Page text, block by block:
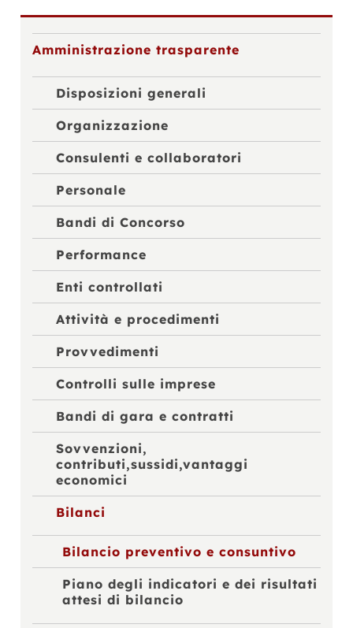
Amministrazione trasparente
Disposizioni generali
Organizzazione
Consulenti e collaboratori
Personale
Bandi di Concorso
Performance
Enti controllati
Attività e procedimenti
Provvedimenti
Controlli sulle imprese
Bandi di gara e contratti
Sovvenzioni,
contributi,sussidi,vantaggi
economici
Bilanci
Bilancio preventivo e consuntivo
Piano degli indicatori e dei risultati
attesi di bilancio